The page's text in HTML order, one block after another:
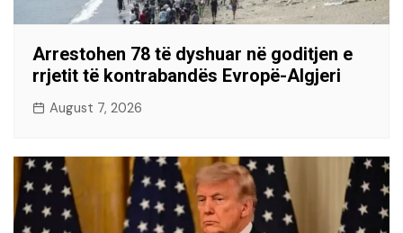
Arrestohen 78 të dyshuar në goditjen e
rrjetit të kontrabandës Evropë-Algjeri
August 7, 2026